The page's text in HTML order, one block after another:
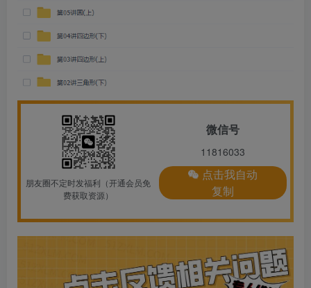
朋友圈不定时发福利（开通会员免
费获取资源）
微信号
11816033
点击我自动
复制